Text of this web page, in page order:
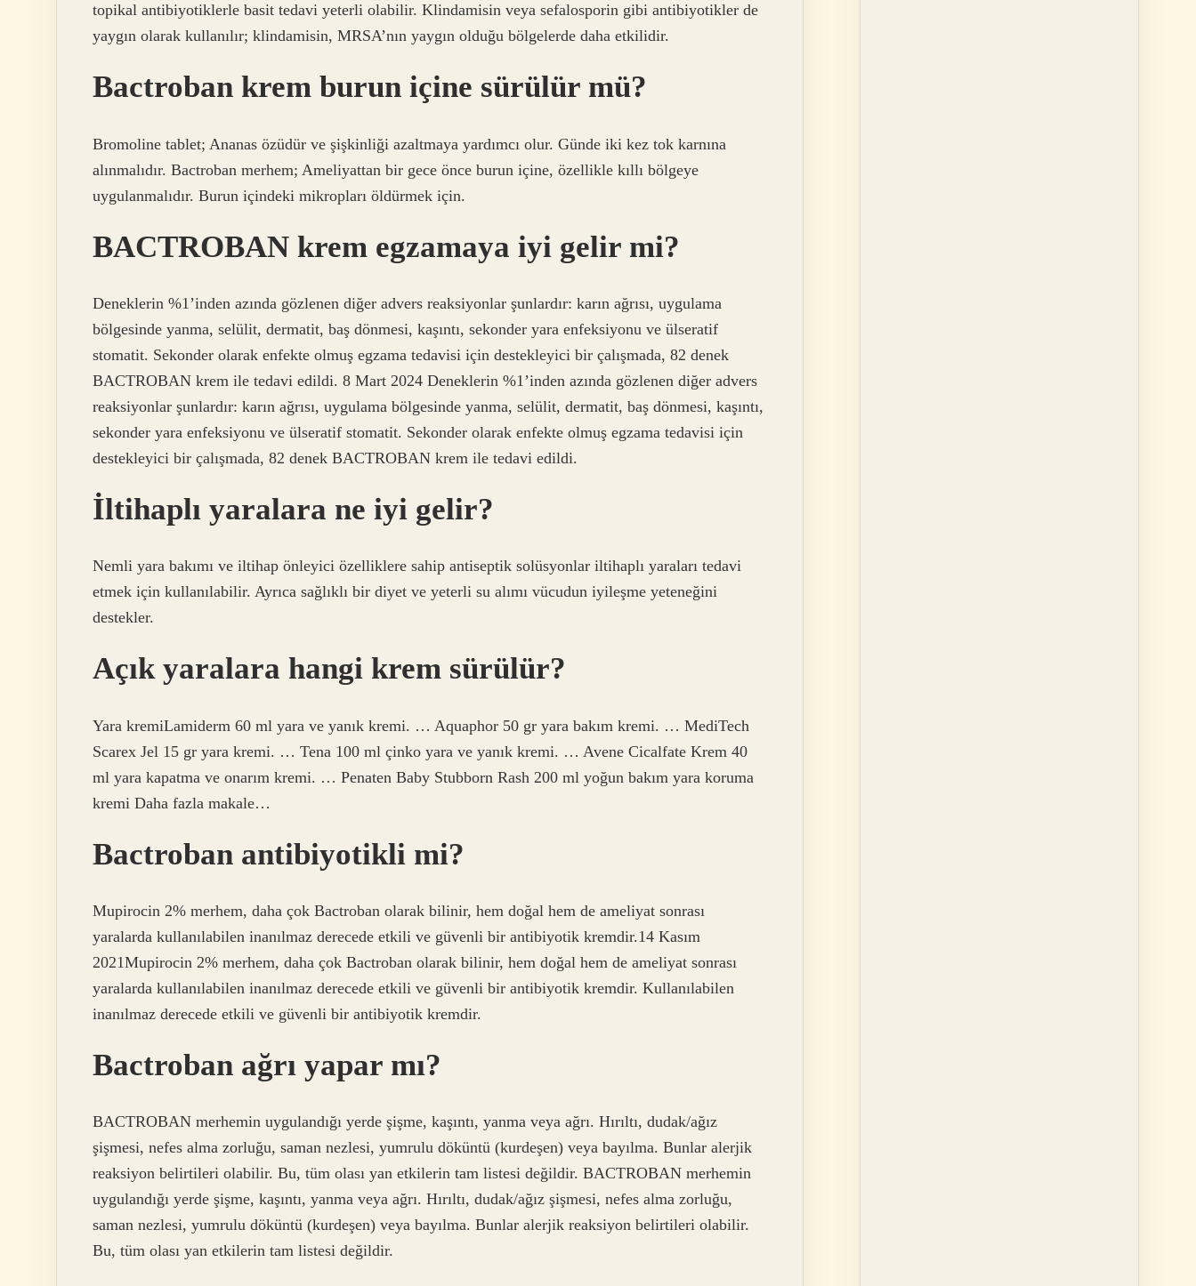
topikal antibiyotiklerle basit tedavi yeterli olabilir. Klindamisin veya sefalosporin gibi antibiyotikler de
yaygın olarak kullanılır; klindamisin, MRSA’nın yaygın olduğu bölgelerde daha etkilidir.
Bactroban krem burun içine sürülür mü?
Bromoline tablet; Ananas özüdür ve şişkinliği azaltmaya yardımcı olur. Günde iki kez tok karnına
alınmalıdır. Bactroban merhem; Ameliyattan bir gece önce burun içine, özellikle kıllı bölgeye
uygulanmalıdır. Burun içindeki mikropları öldürmek için.
BACTROBAN krem egzamaya iyi gelir mi?
Deneklerin %1’inden azında gözlenen diğer advers reaksiyonlar şunlardır: karın ağrısı, uygulama
bölgesinde yanma, selülit, dermatit, baş dönmesi, kaşıntı, sekonder yara enfeksiyonu ve ülseratif
stomatit. Sekonder olarak enfekte olmuş egzama tedavisi için destekleyici bir çalışmada, 82 denek
BACTROBAN krem ​​ile tedavi edildi. 8 Mart 2024 Deneklerin %1’inden azında gözlenen diğer advers
reaksiyonlar şunlardır: karın ağrısı, uygulama bölgesinde yanma, selülit, dermatit, baş dönmesi, kaşıntı,
sekonder yara enfeksiyonu ve ülseratif stomatit. Sekonder olarak enfekte olmuş egzama tedavisi için
destekleyici bir çalışmada, 82 denek BACTROBAN krem ​​ile tedavi edildi.
İltihaplı yaralara ne iyi gelir?
Nemli yara bakımı ve iltihap önleyici özelliklere sahip antiseptik solüsyonlar iltihaplı yaraları tedavi
etmek için kullanılabilir. Ayrıca sağlıklı bir diyet ve yeterli su alımı vücudun iyileşme yeteneğini
destekler.
Açık yaralara hangi krem sürülür?
Yara kremiLamiderm 60 ml yara ve yanık kremi. … Aquaphor 50 gr yara bakım kremi. … MediTech
Scarex Jel 15 gr yara kremi. … Tena 100 ml çinko yara ve yanık kremi. … Avene Cicalfate Krem 40
ml yara kapatma ve onarım kremi. … Penaten Baby Stubborn Rash 200 ml yoğun bakım yara koruma
kremi Daha fazla makale…
Bactroban antibiyotikli mi?
Mupirocin 2% merhem, daha çok Bactroban olarak bilinir, hem doğal hem de ameliyat sonrası
yaralarda kullanılabilen inanılmaz derecede etkili ve güvenli bir antibiyotik kremdir.14 Kasım
2021Mupirocin 2% merhem, daha çok Bactroban olarak bilinir, hem doğal hem de ameliyat sonrası
yaralarda kullanılabilen inanılmaz derecede etkili ve güvenli bir antibiyotik kremdir. Kullanılabilen
inanılmaz derecede etkili ve güvenli bir antibiyotik kremdir.
Bactroban ağrı yapar mı?
BACTROBAN merhemin uygulandığı yerde şişme, kaşıntı, yanma veya ağrı. Hırıltı, dudak/ağız
şişmesi, nefes alma zorluğu, saman nezlesi, yumrulu döküntü (kurdeşen) veya bayılma. Bunlar alerjik
reaksiyon belirtileri olabilir. Bu, tüm olası yan etkilerin tam listesi değildir. BACTROBAN merhemin
uygulandığı yerde şişme, kaşıntı, yanma veya ağrı. Hırıltı, dudak/ağız şişmesi, nefes alma zorluğu,
saman nezlesi, yumrulu döküntü (kurdeşen) veya bayılma. Bunlar alerjik reaksiyon belirtileri olabilir.
Bu, tüm olası yan etkilerin tam listesi değildir.